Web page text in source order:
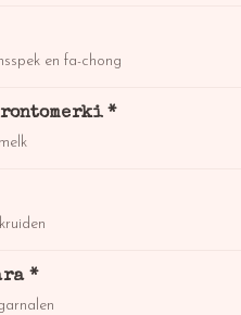
en fa-chong
*
*